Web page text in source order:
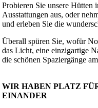
Probieren Sie unsere Hütten
Ausstattungen aus, oder
und erleben Sie die
Überall spüren Sie, wofür
das Licht, eine einzigartige
die schönen Spaziergänge
WIR HABEN PLATZ
EINANDER